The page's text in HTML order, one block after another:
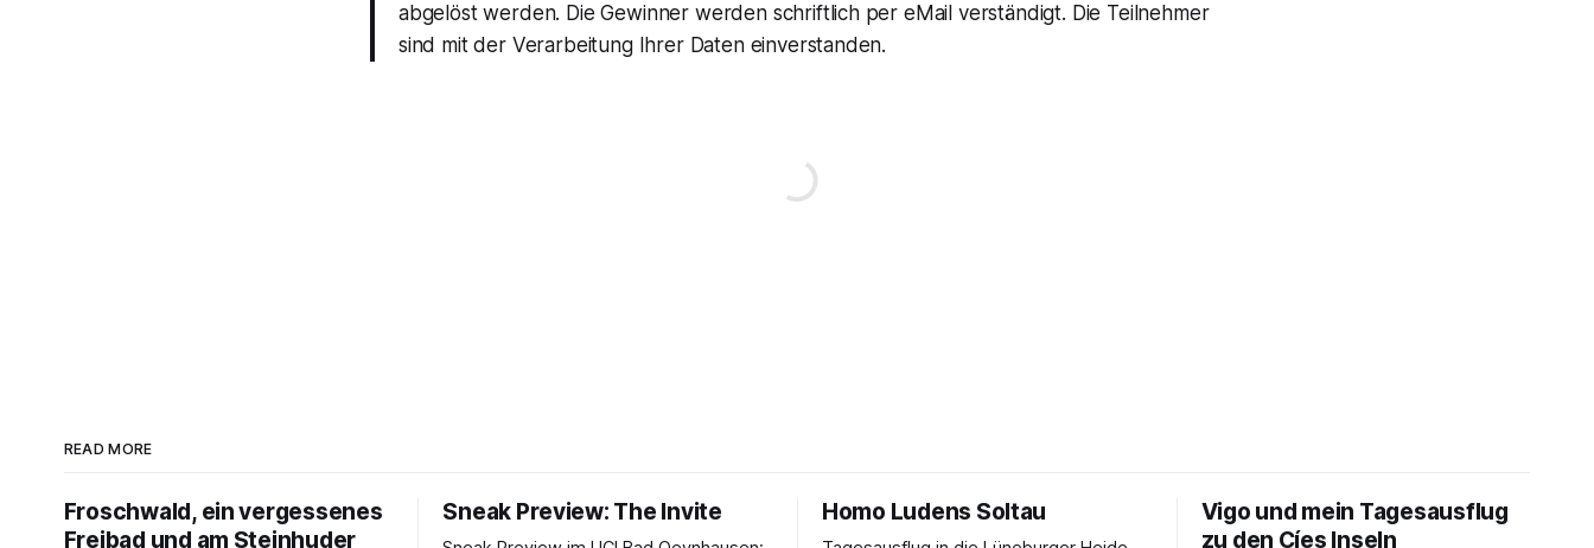
abgelöst werden. Die Gewinner werden schriftlich per eMail verständigt. Die Teilnehmer
sind mit der Verarbeitung Ihrer Daten einverstanden.
READ MORE
Froschwald, ein vergessenes
Freibad und am Steinhuder
Sneak Preview: The Invite Homo Ludens Soltau
Vigo und mein Tagesausflug
zu den Cíes Inseln